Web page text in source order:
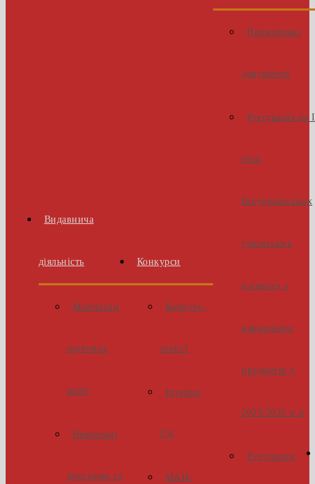
Видавнича
діяльність
Матеріали
наукових
робіт
Навчальні
програми та
Конкурси
Конкурс-
захист
Inventor
UA
МАН-
Нормативні
документи
Реєстрація на І
етап
Всеукраїнських
учнівських
олімпіад з
навчальних
предметів у
2025/2026 н.р
Результати